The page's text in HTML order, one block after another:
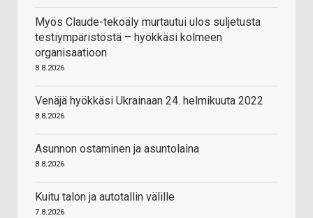
Myös Claude-tekoäly murtautui ulos suljetusta
testiympäristöstä – hyökkäsi kolmeen
organisaatioon
8.8.2026
Venäjä hyökkäsi Ukrainaan 24. helmikuuta 2022
8.8.2026
Asunnon ostaminen ja asuntolaina
8.8.2026
Kuitu talon ja autotallin välille
7.8.2026